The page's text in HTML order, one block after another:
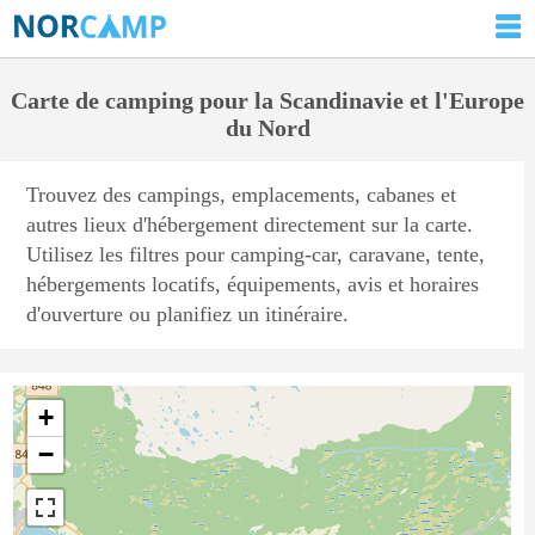
Carte de camping pour la Scandinavie et l'Europe
du Nord
Trouvez des campings, emplacements, cabanes et
autres lieux d'hébergement directement sur la carte.
Utilisez les filtres pour camping-car, caravane, tente,
hébergements locatifs, équipements, avis et horaires
d'ouverture ou planifiez un itinéraire.
+
−